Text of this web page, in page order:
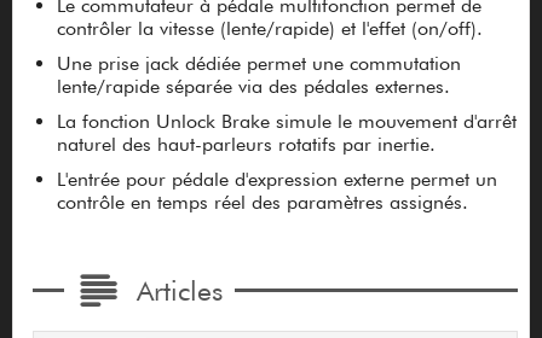
Le commutateur à pédale multifonction permet de
contrôler la vitesse (lente/rapide) et l'effet (on/off).
Une prise jack dédiée permet une commutation
lente/rapide séparée via des pédales externes.
La fonction Unlock Brake simule le mouvement d'arrêt
naturel des haut-parleurs rotatifs par inertie.
L'entrée pour pédale d'expression externe permet un
contrôle en temps réel des paramètres assignés.
Articles